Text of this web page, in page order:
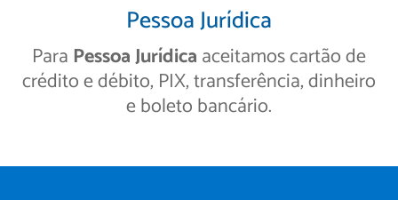
Pessoa Jurídica
Para Pessoa Jurídicaaceitamos cartão de
crédito e débito, PIX, transferência, dinheiro
e boleto bancário.